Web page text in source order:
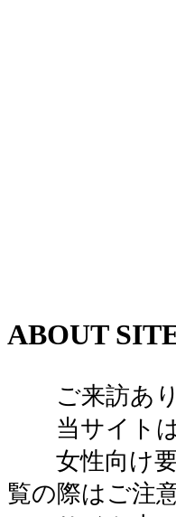
ABOUT
ご来訪あり
当サイトは
女性向け要
覧の際はご注